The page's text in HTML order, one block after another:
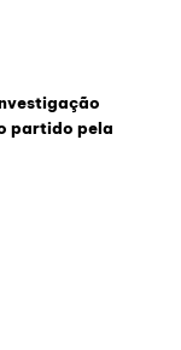
partido pela